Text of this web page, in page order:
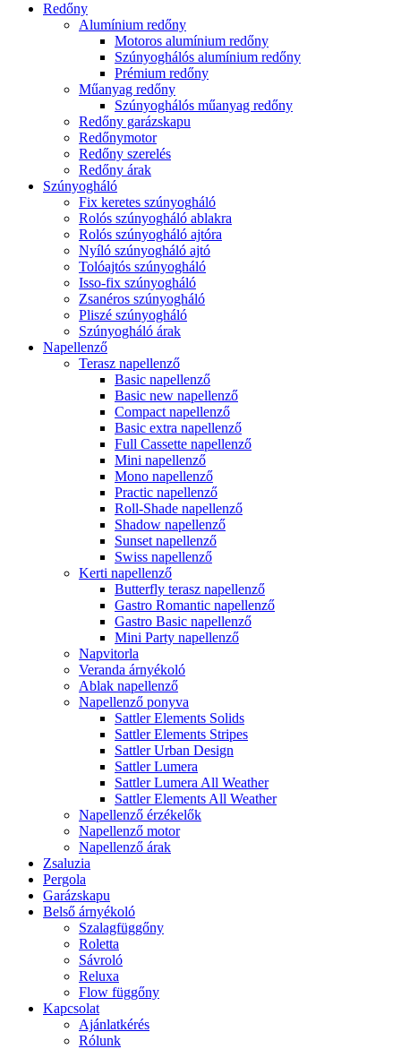
Redőny
Alumínium redőny
Motoros alumínium redőny
Szúnyoghálós alumínium redőny
Prémium redőny
Műanyag redőny
Szúnyoghálós műanyag redőny
Redőny garázskapu
Redőnymotor
Redőny szerelés
Redőny árak
Szúnyogháló
Fix keretes szúnyogháló
Rolós szúnyogháló ablakra
Rolós szúnyogháló ajtóra
Nyíló szúnyogháló ajtó
Tolóajtós szúnyogháló
Isso-fix szúnyogháló
Zsanéros szúnyogháló
Pliszé szúnyogháló
Szúnyogháló árak
Napellenző
Terasz napellenző
Basic napellenző
Basic new napellenző
Compact napellenző
Basic extra napellenző
Full Cassette napellenző
Mini napellenző
Mono napellenző
Practic napellenző
Roll-Shade napellenző
Shadow napellenző
Sunset napellenző
Swiss napellenző
Kerti napellenző
Butterfly terasz napellenző
Gastro Romantic napellenző
Gastro Basic napellenző
Mini Party napellenző
Napvitorla
Veranda árnyékoló
Ablak napellenző
Napellenző ponyva
Sattler Elements Solids
Sattler Elements Stripes
Sattler Urban Design
Sattler Lumera
Sattler Lumera All Weather
Sattler Elements All Weather
Napellenző érzékelők
Napellenző motor
Napellenző árak
Zsaluzia
Pergola
Garázskapu
Belső árnyékoló
Szalagfüggőny
Roletta
Sávroló
Reluxa
Flow függőny
Kapcsolat
Ajánlatkérés
Rólunk